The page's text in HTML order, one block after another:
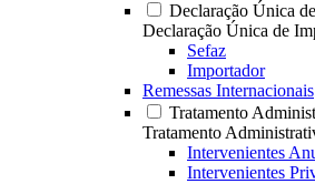
Declaração Única
Declaração Única de
Sefaz
Importador
Remessas Internacionais
Tratamento
Tratamento
Intervenientes
Intervenientes